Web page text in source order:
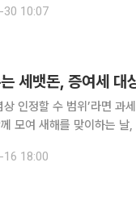
수익 발생으로 신고가 필
10:07
세뱃돈, 증여세 대
상 인정할 수 범위’라면 과
모여 새해를 맞이하는
매년 두둑하게 받는 세뱃
18:00